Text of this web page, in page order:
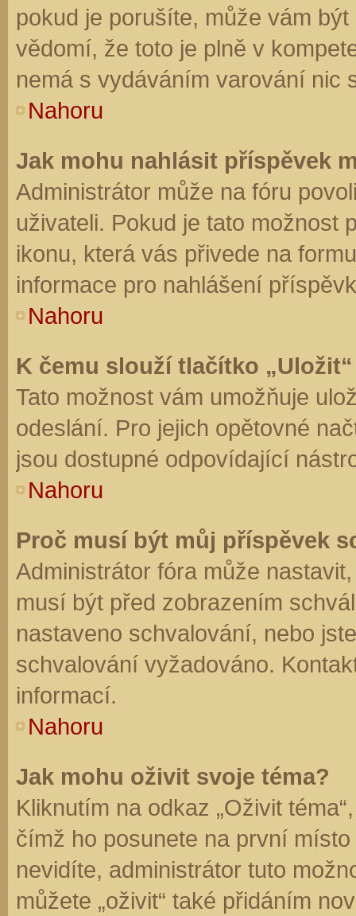
pokud je porušíte, může vám
vědomí, že toto je plně v
nemá s vydáváním varování nic
Nahoru
Jak mohu nahlásit příspěvek
Administrátor může na fóru
uživateli. Pokud je tato možnost
ikonu, která vás přivede na
informace pro nahlášení
Nahoru
K čemu slouží tlačítko
Tato možnost vám umožňuje
odeslání. Pro jejich opětovné
jsou dostupné odpovídající
Nahoru
Proč musí být můj příspěvek
Administrátor fóra může
musí být před zobrazením
nastaveno schvalování, nebo
schvalování vyžadováno.
informací.
Nahoru
Jak mohu oživit svoje téma?
Kliknutím na odkaz „Oživit
čímž ho posunete na první
nevidíte, administrátor tuto
můžete „oživit“ také přidáním